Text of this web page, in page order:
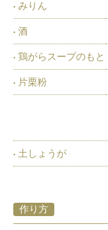
みりん
酒
鶏がらスープのもと
片栗粉
土しょうが
作り方